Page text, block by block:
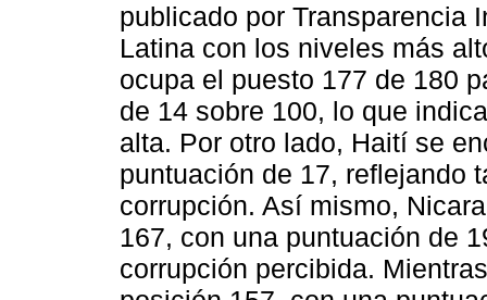
publicado por Transparencia
Latina con los niveles más
ocupa el puesto 177 de 180
de 14 sobre 100, lo que
alta. Por otro lado, Haití se
puntuación de 17, reflejando
corrupción. Así mismo,
167, con una puntuación de
corrupción percibida.